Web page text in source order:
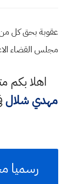
مجلس القضاء
اهلا بكم
مهدي شلال
رسميا